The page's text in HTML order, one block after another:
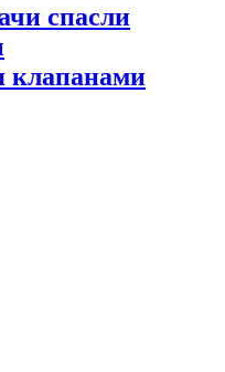
спасли
клапанами